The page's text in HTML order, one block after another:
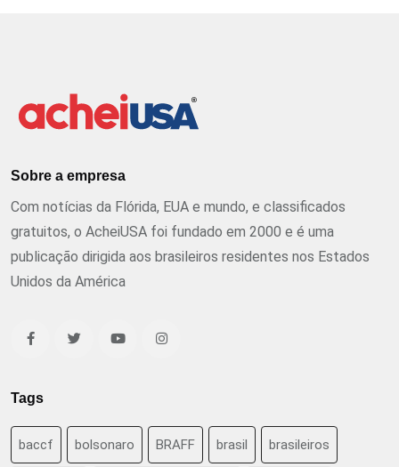
Sobre a empresa
Com notícias da Flórida, EUA e mundo, e classificados
gratuitos, o AcheiUSA foi fundado em 2000 e é uma
publicação dirigida aos brasileiros residentes nos Estados
Unidos da América
Tags
baccf bolsonaro BRAFF brasil brasileiros